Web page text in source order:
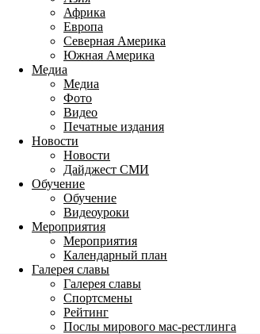
Африка
Европа
Северная Америка
Южная Америка
Медиа
Медиа
Фото
Видео
Печатные издания
Новости
Новости
Дайджест СМИ
Обучение
Обучение
Видеоуроки
Мероприятия
Мероприятия
Календарный план
Галерея славы
Галерея славы
Спортсмены
Рейтинг
Послы мирового мас-рестлинга